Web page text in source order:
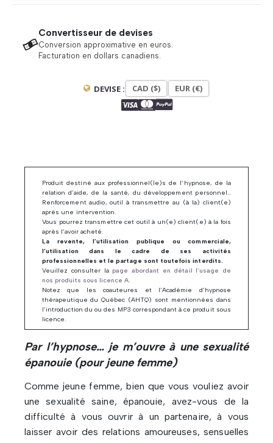
Convertisseur de devises
Conversion approximative en euros.
Facturation en dollars canadiens.
DEVISE : CAD ($) EUR (€)
Produit destiné aux professionnel(le)s de l’hypnose, de la
relation d’aide, de la santé, du développement personnel…
Renforcement audio, outil à transmettre au (à la) client(e)
après une intervention.
Vous pourrez transmettre cet outil à un(e) client(e) à la fois
après l’avoir acheté.
La revente, l’utilisation publique ou commerciale,
l’utilisation dans le cadre de ses activités
professionnelles et le partage sont toutefois interdits.
Veuillez consulter la page abordant en détail l’usage de
nos produits sous licence A.
Notez que les coauteures et l’Académie d’hypnose
thérapeutique du Québec (AHTQ) sont mentionnées dans
l’introduction du ou des MP3 correspondant à ce produit sous
licence.
Par l’hypnose… je m’ouvre à une sexualité
épanouie (pour jeune femme)
Comme jeune femme, bien que vous vouliez avoir
une sexualité saine, épanouie, avez-vous de la
difficulté à vous ouvrir à un partenaire, à vous
laisser avoir des relations amoureuses, sensuelles